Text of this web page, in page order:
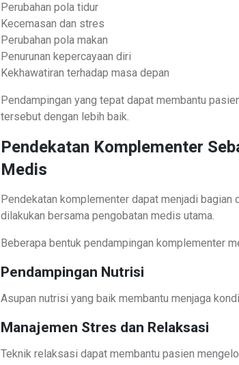
Perubahan pola tidur
Kecemasan dan stres
Perubahan pola makan
Penurunan kepercayaan diri
Kekhawatiran terhadap masa depan
Pendampingan yang tepat dapat membantu
tersebut dengan lebih baik.
Pendekatan Komplementer
Medis
Pendekatan komplementer dapat menjadi bagian
dilakukan bersama pengobatan medis utama.
Beberapa bentuk pendampingan komplementer
Pendampingan Nutrisi
Asupan nutrisi yang baik membantu menjaga
Manajemen Stres dan Relaksasi
Teknik relaksasi dapat membantu pasien